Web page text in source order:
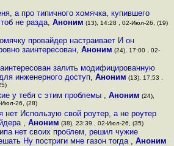
а про типичного хомячка, купившего
не разда, Аноним (13), 14:28 , 02-Июл-26, (19)
провайдер настраивает И он
заинтересован, Аноним (24), 17:00 , 02-
залить модифицированную
инженерного доступ,Аноним (13), 17:53 ,
у тебя с этим проблемы , Аноним (24),
26, (28)
нет Использую свой роутер, а не роутер
, Аноним (38), 23:39 , 02-Июл-26, (35)
нет своих проблем, решил чужие
Ну постриги мне газон тогда ,Аноним